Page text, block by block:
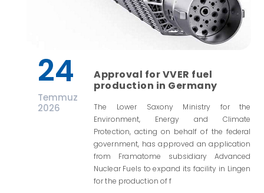
24
Temmuz
2026
Approval for VVER fuel
production in Germany
The Lower Saxony Ministry for the
Environment, Energy and Climate
Protection, acting on behalf of the federal
government, has approved an application
from Framatome subsidiary Advanced
Nuclear Fuels to expand its facility in Lingen
for the production of f